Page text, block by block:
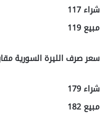
شراء 117
مبيع 119
سعر صرف الليرة السورية
شراء 179
مبيع 182